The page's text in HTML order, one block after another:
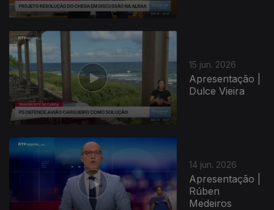
15 jun. 2026
Apresentação |
Dulce Vieira
14 jun. 2026
Apresentação |
Rúben
Medeiros